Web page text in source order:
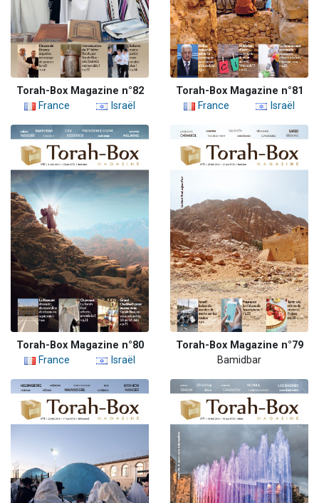
Torah-Box Magazine n°82
France
Israël
Torah-Box Magazine n°81
France
Israël
Torah-Box Magazine n°80
France
Israël
Torah-Box Magazine n°79
Bamidbar